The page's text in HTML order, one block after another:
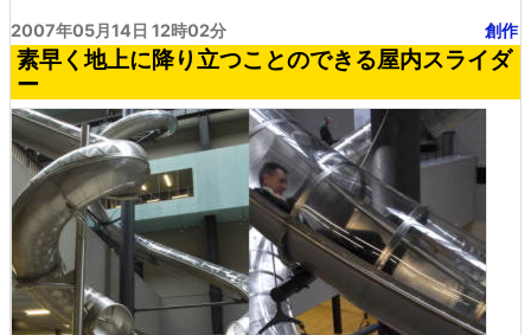
2007年05月14日 12時02分 創作
素早く地上に降り立つことのできる屋内スライダ
ー